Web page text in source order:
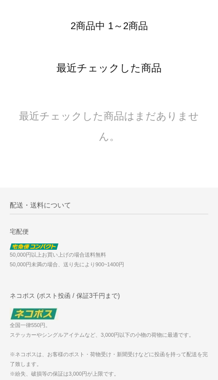
2商品中 1～2商品
最近チェックした商品
最近チェックした商品はまだありませ
ん。
配送・送料について
宅配便
50,000円以上お買い上げの場合送料無料
50,000円未満の場合、送り先により900~1400円
ネコポス (ポスト投函 / 保証3千円まで)
全国一律550円。
ステッカーやシングルアイテムなど、3,000円以下の小物の荷物に最適です。
※ネコポスは、お客様のポスト・荷物受け・新聞受けなどに投函を持って配送を完
了致します。
※紛失、破損等の保証は3,000円が上限です。